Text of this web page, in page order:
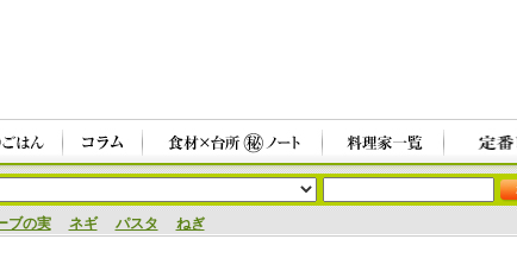
ブの実 ネギ パスタ ねぎ